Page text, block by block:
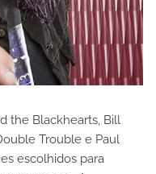
the Blackhearts, Bill
Trouble e Paul
escolhidos para